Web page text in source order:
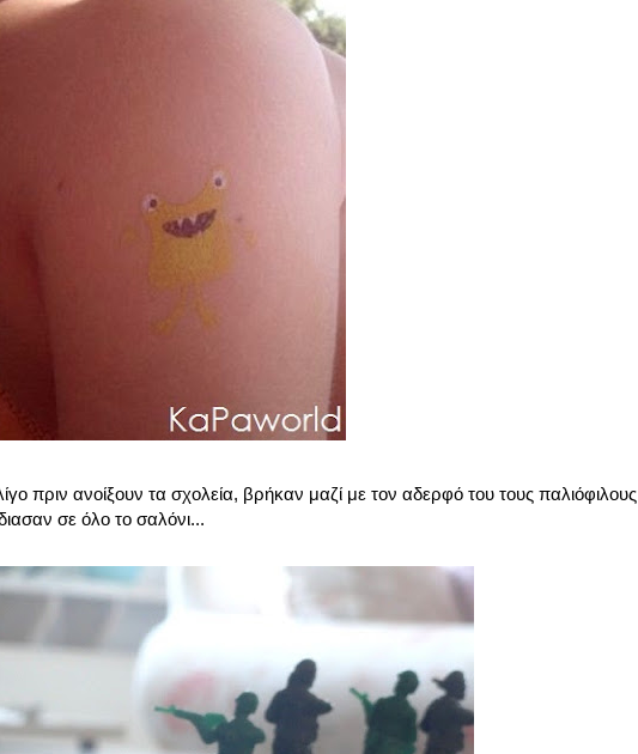
πριν ανοίξουν τα σχολεία, βρήκαν μαζί με τον αδερφό του τους παλιόφιλους
σε όλο το σαλόνι...